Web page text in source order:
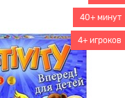
40+ минут
4+ игроков